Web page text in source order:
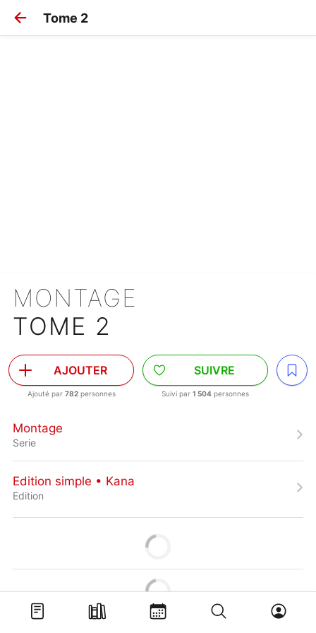
Tome 2
MONTAGE
TOME 2
AJOUTER
Ajouté par 782personnes
SUIVRE
Suivi par 1 504 personnes
Montage
Serie
Edition simple • Kana
Edition